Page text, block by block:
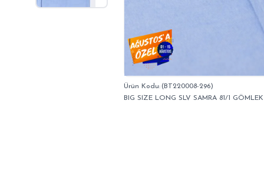
(BT220008-296)
BIG SIZE LONG SLV SAMRA 81/1 GÖMLEK